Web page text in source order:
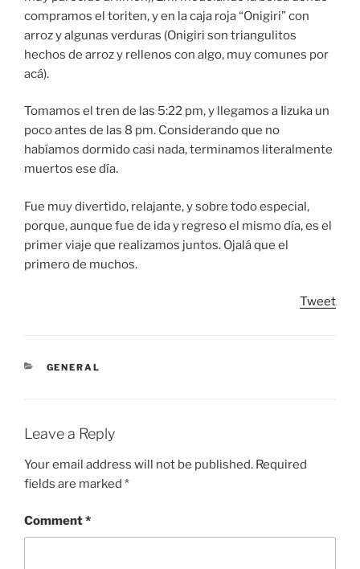
compramos el toriten, y en la caja roja “Onigiri” con
arroz y algunas verduras (Onigiri son triangulitos
hechos de arroz y rellenos con algo, muy comunes por
acá).
Tomamos el tren de las 5:22 pm, y llegamos a Iizuka un
poco antes de las 8 pm. Considerando que no
habíamos dormido casi nada, terminamos literalmente
muertos ese día.
Fue muy divertido, relajante, y sobre todo especial,
porque, aunque fue de ida y regreso el mismo día, es el
primer viaje que realizamos juntos. Ojalá que el
primero de muchos.
Tweet
CATEGORIES
GENERAL
Leave a Reply
Your email address will not be published. Required
fields are marked *
Comment*